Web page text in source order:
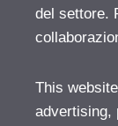
del settore.
This
advertising,